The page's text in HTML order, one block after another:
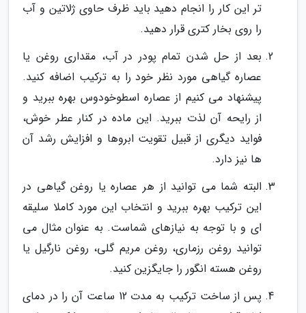
تر این کار را انجام دهید باید ظرف حاوی ژلاتین و آب
را روی بخار کتری قرار دهید.
بعد از حل شدن تمام پودر در آب، مقداری روغن یا
عصاره گیاهی مورد نظر خود را به ترکیب اضافه کنید.
پیشنهاد می کنیم از عصاره اسطوخودوس بهره ببرید و
از رایحه آن لذت ببرید. این ماده در کنار عطر خوش،
فواید دیگری از قبیل تقویت ابروها و افزایش رشد آن
ها نیز دارد.
البته شما می توانید از هر عصاره یا روغن گیاهی در
این ترکیب بهره ببرید و انتخاب این مورد کاملا سلیقه
ای و با توجه به نیازهای شماست. به عنوان مثال می
توانید روغن رزماری، روغن مریم گلی، روغن نارگیل یا
روغن هسته انگور را جایگزین کنید.
پس از ساخت ترکیب به مدت 12 ساعت آن را در دمای